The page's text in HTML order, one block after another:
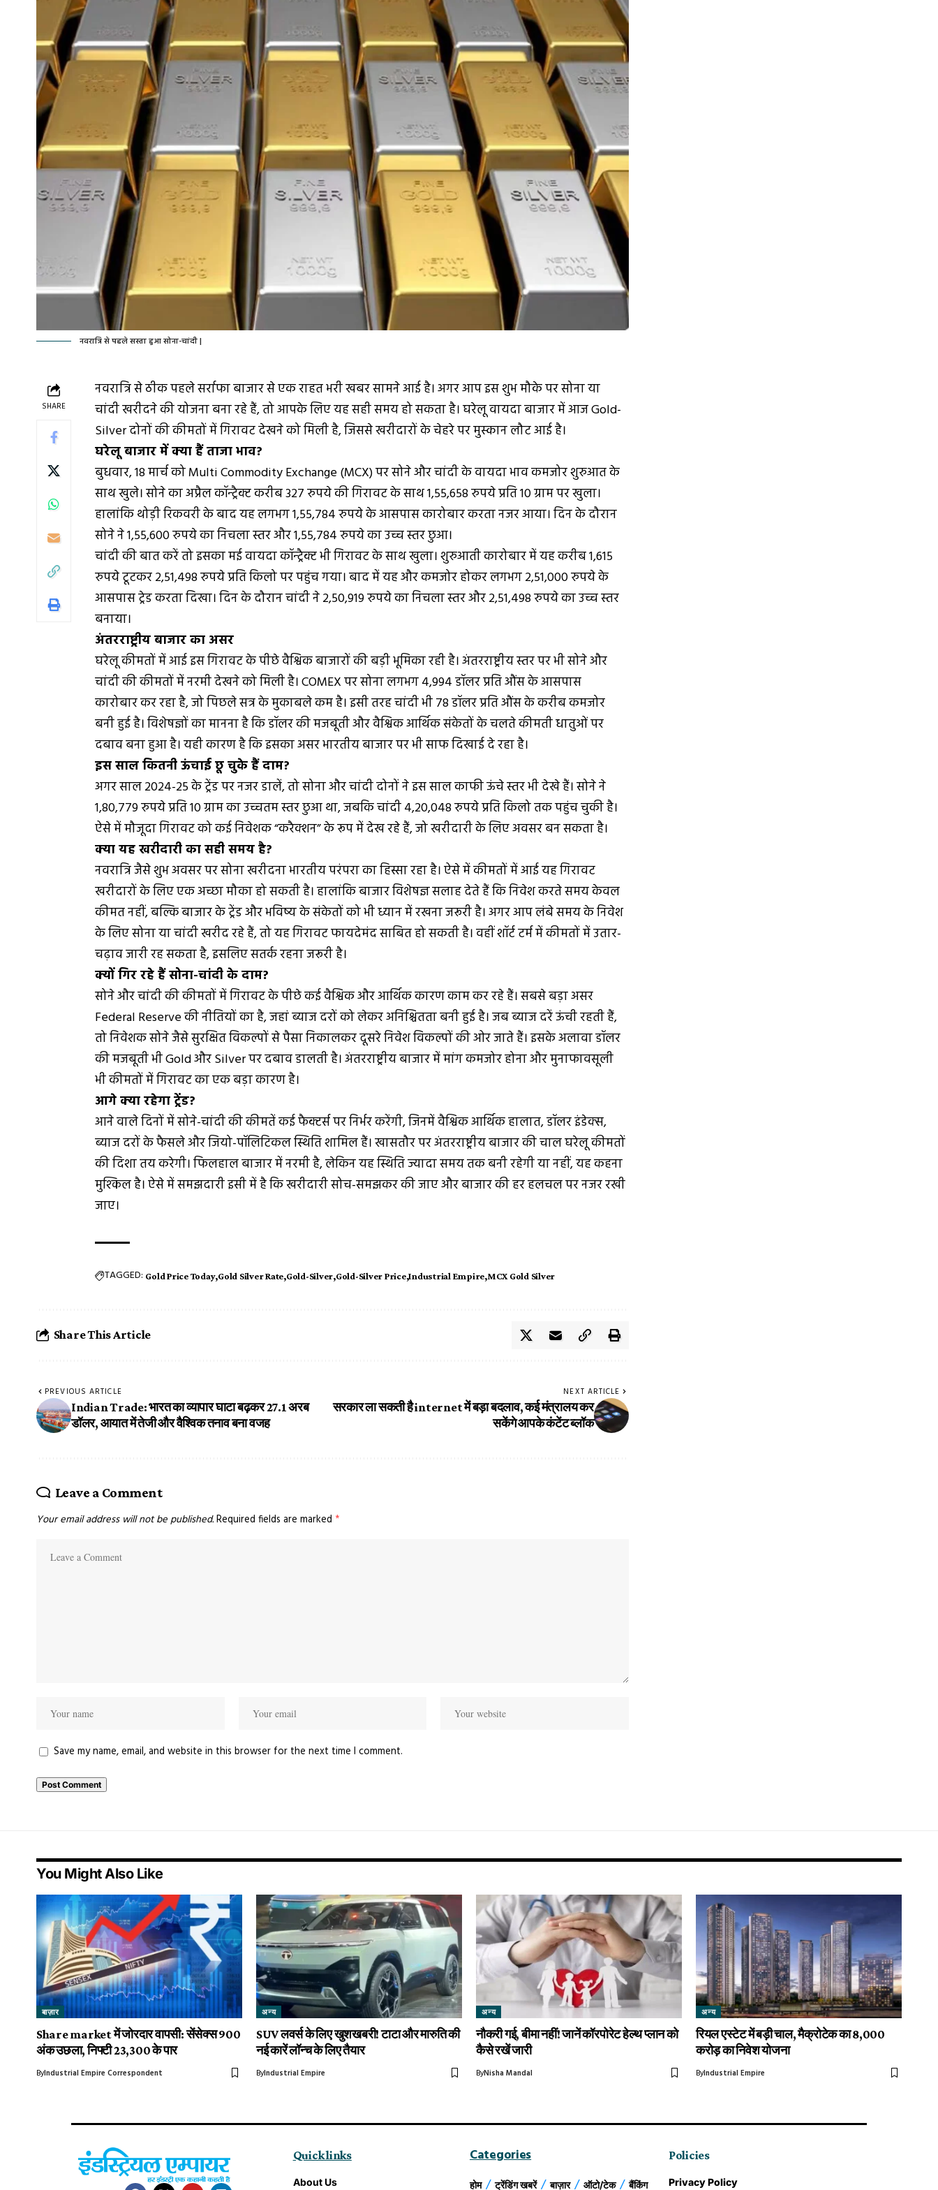
नवरात्रि से पहले सस्ता हुआ सोना-चांदी |
SHARE
नवरात्रि से ठीक पहले सर्राफा बाजार से एक राहत भरी खबर सामने आई है। अगर आप इस शुभ मौके पर सोना या
चांदी खरीदने की योजना बना रहे हैं, तो आपके लिए यह सही समय हो सकता है। घरेलू वायदा बाजार में आज Gold-
Silver दोनों की कीमतों में गिरावट देखने को मिली है, जिससे खरीदारों के चेहरे पर मुस्कान लौट आई है।
घरेलू बाजार में क्या हैं ताजा भाव?
बुधवार, 18 मार्च को Multi Commodity Exchange (MCX) पर सोने और चांदी के वायदा भाव कमजोर शुरुआत के
साथ खुले। सोने का अप्रैल कॉन्ट्रैक्ट करीब 327 रुपये की गिरावट के साथ 1,55,658 रुपये प्रति 10 ग्राम पर खुला।
हालांकि थोड़ी रिकवरी के बाद यह लगभग 1,55,784 रुपये के आसपास कारोबार करता नजर आया। दिन के दौरान
सोने ने 1,55,600 रुपये का निचला स्तर और 1,55,784 रुपये का उच्च स्तर छुआ।
चांदी की बात करें तो इसका मई वायदा कॉन्ट्रैक्ट भी गिरावट के साथ खुला। शुरुआती कारोबार में यह करीब 1,615
रुपये टूटकर 2,51,498 रुपये प्रति किलो पर पहुंच गया। बाद में यह और कमजोर होकर लगभग 2,51,000 रुपये के
आसपास ट्रेड करता दिखा। दिन के दौरान चांदी ने 2,50,919 रुपये का निचला स्तर और 2,51,498 रुपये का उच्च स्तर
बनाया।
अंतरराष्ट्रीय बाजार का असर
घरेलू कीमतों में आई इस गिरावट के पीछे वैश्विक बाजारों की बड़ी भूमिका रही है। अंतरराष्ट्रीय स्तर पर भी सोने और
चांदी की कीमतों में नरमी देखने को मिली है। COMEX पर सोना लगभग 4,994 डॉलर प्रति औंस के आसपास
कारोबार कर रहा है, जो पिछले सत्र के मुकाबले कम है। इसी तरह चांदी भी 78 डॉलर प्रति औंस के करीब कमजोर
बनी हुई है। विशेषज्ञों का मानना है कि डॉलर की मजबूती और वैश्विक आर्थिक संकेतों के चलते कीमती धातुओं पर
दबाव बना हुआ है। यही कारण है कि इसका असर भारतीय बाजार पर भी साफ दिखाई दे रहा है।
इस साल कितनी ऊंचाई छू चुके हैं दाम?
अगर साल 2024-25 के ट्रेंड पर नजर डालें, तो सोना और चांदी दोनों ने इस साल काफी ऊंचे स्तर भी देखे हैं। सोने ने
1,80,779 रुपये प्रति 10 ग्राम का उच्चतम स्तर छुआ था, जबकि चांदी 4,20,048 रुपये प्रति किलो तक पहुंच चुकी है।
ऐसे में मौजूदा गिरावट को कई निवेशक “करैक्शन” के रूप में देख रहे हैं, जो खरीदारी के लिए अवसर बन सकता है।
क्या यह खरीदारी का सही समय है?
नवरात्रि जैसे शुभ अवसर पर सोना खरीदना भारतीय परंपरा का हिस्सा रहा है। ऐसे में कीमतों में आई यह गिरावट
खरीदारों के लिए एक अच्छा मौका हो सकती है। हालांकि बाजार विशेषज्ञ सलाह देते हैं कि निवेश करते समय केवल
कीमत नहीं, बल्कि बाजार के ट्रेंड और भविष्य के संकेतों को भी ध्यान में रखना जरूरी है। अगर आप लंबे समय के निवेश
के लिए सोना या चांदी खरीद रहे हैं, तो यह गिरावट फायदेमंद साबित हो सकती है। वहीं शॉर्ट टर्म में कीमतों में उतार-
चढ़ाव जारी रह सकता है, इसलिए सतर्क रहना जरूरी है।
क्यों गिर रहे हैं सोना-चांदी के दाम?
सोने और चांदी की कीमतों में गिरावट के पीछे कई वैश्विक और आर्थिक कारण काम कर रहे हैं। सबसे बड़ा असर
Federal Reserve की नीतियों का है, जहां ब्याज दरों को लेकर अनिश्चितता बनी हुई है। जब ब्याज दरें ऊंची रहती हैं,
तो निवेशक सोने जैसे सुरक्षित विकल्पों से पैसा निकालकर दूसरे निवेश विकल्पों की ओर जाते हैं। इसके अलावा डॉलर
की मजबूती भी Gold और Silver पर दबाव डालती है। अंतरराष्ट्रीय बाजार में मांग कमजोर होना और मुनाफावसूली
भी कीमतों में गिरावट का एक बड़ा कारण है।
आगे क्या रहेगा ट्रेंड?
आने वाले दिनों में सोने-चांदी की कीमतें कई फैक्टर्स पर निर्भर करेंगी, जिनमें वैश्विक आर्थिक हालात, डॉलर इंडेक्स,
ब्याज दरों के फैसले और जियो-पॉलिटिकल स्थिति शामिल हैं। खासतौर पर अंतरराष्ट्रीय बाजार की चाल घरेलू कीमतों
की दिशा तय करेगी। फिलहाल बाजार में नरमी है, लेकिन यह स्थिति ज्यादा समय तक बनी रहेगी या नहीं, यह कहना
मुश्किल है। ऐसे में समझदारी इसी में है कि खरीदारी सोच-समझकर की जाए और बाजार की हर हलचल पर नजर रखी
जाए।
TAGGED: Gold Price Today Gold Silver Rate Gold-Silver Gold-Silver Price Industrial Empire MCX Gold Silver
Share This Article
PREVIOUS ARTICLE
Indian Trade: भारत का व्यापार घाटा बढ़कर 27.1 अरब
डॉलर, आयात में तेजी और वैश्विक तनाव बना वजह
NEXT ARTICLE
सरकार ला सकती है internet में बड़ा बदलाव, कई मंत्रालय कर
सकेंगे आपके कंटेंट ब्लॉक
Leave a Comment
Your email address will not be published.Required fields are marked *
Save my name, email, and website in this browser for the next time I comment.
You Might Also Like
बाज़ार
Share market में जोरदार वापसी: सेंसेक्स 900
अंक उछला, निफ्टी 23,300 के पार
ByIndustrial Empire Correspondent
अन्य
SUV लवर्स के लिए खुशखबरी! टाटा और मारुति की
नई कारें लॉन्च के लिए तैयार
ByIndustrial Empire
अन्य
नौकरी गई, बीमा नहीं! जानें कॉरपोरेट हेल्थ प्लान को
कैसे रखें जारी
ByNisha Mandal
अन्य
रियल एस्टेट में बड़ी चाल, मैक्रोटेक का ₹8,000
करोड़ का निवेश योजना
ByIndustrial Empire
Quick links
About Us
Categories
होम ट्रेंडिंग खबरें बाज़ार ऑटो/टेक बैंकिंग
Policies
Privacy Policy